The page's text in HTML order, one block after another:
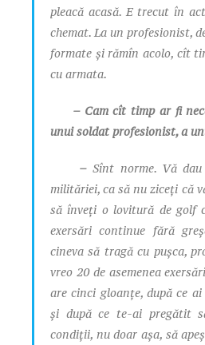
pleacă acasă. E trecut în
chemat. La un profesionist,
formate și rămîn acolo, cît
cu armata.
– Cam cît timp ar fi
unui soldat profesionist, a
– Sînt norme. Vă
milităriei, ca să nu ziceți că
să înveți o lovitură de golf
exersări continue fără
cineva să tragă cu pușca,
vreo 20 de asemenea
are cinci gloanțe, după ce
și după ce te-ai pregătit
condiții, nu doar așa, să